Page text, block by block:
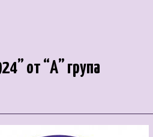
от “А” група